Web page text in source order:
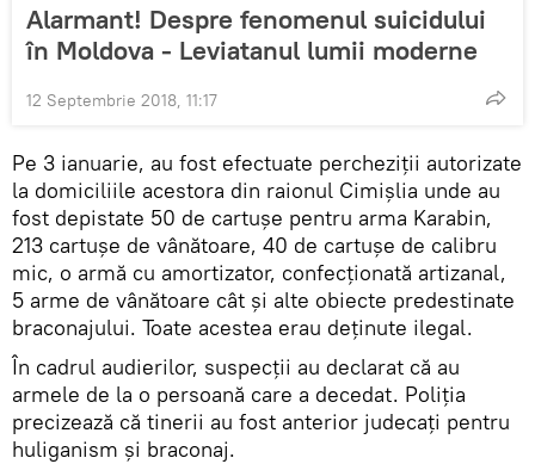
Alarmant! Despre fenomenul suicidului
în Moldova - Leviatanul lumii moderne
12 Septembrie 2018, 11:17
Pe 3 ianuarie, au fost efectuate percheziţii autorizate
la domiciliile acestora din raionul Cimişlia unde au
fost depistate 50 de cartușe pentru arma Karabin,
213 cartușe de vânătoare, 40 de cartușe de calibru
mic, o armă cu amortizator, confecţionată artizanal,
5 arme de vânătoare cât şi alte obiecte predestinate
braconajului. Toate acestea erau deţinute ilegal.
În cadrul audierilor, suspecții au declarat că au
armele de la o persoană care a decedat. Poliția
precizează că tinerii au fost anterior judecaţi pentru
huliganism şi braconaj.